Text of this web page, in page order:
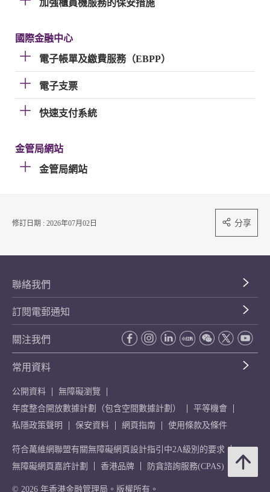
加強櫃員機服務的保安措施
國際金融中心
電子帳單及繳費服務（EBPP）
電子支票
快速支付系統
金管局網站
金管局網站
修訂日期 : 2026年07月02日 分享
聯絡我們
訂閱電郵通知
關注我們
常用資料
公開資料
無障礙瀏覽
年度整合開放數據計劃（包含空間數據計劃）
平等機會
私隱政策聲明
保安資料 網頁指南 使用條款及條件
符合萬維網聯盟有關無障礙網頁設計指引中2A級別的要求
無障礙網頁嘉許計劃
香港品牌 防貪諮詢服務(CPAS)
© 2026 年香港金融管理局。版權所有。